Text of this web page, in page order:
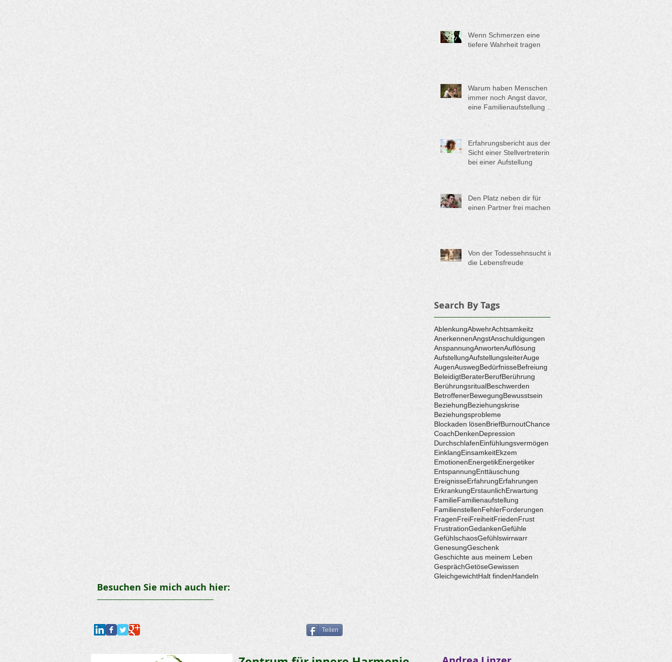
Wenn Schmerzen eine
tiefere Wahrheit tragen
Warum haben Menschen
immer noch Angst davor,
eine Familienaufstellung zu
Erfahrungsbericht aus der
Sicht einer Stellvertreterin
bei einer Aufstellung
Den Platz neben dir für
einen Partner frei machen
Von der Todessehnsucht in
die Lebensfreude
Search By Tags
AblenkungAbwehrAchtsamkeitz
AnerkennenAngstAnschuldigungen
AnspannungAnwortenAuflösung
AufstellungAufstellungsleiterAuge
AugenAuswegBedürfnisseBefreiung
BeleidigtBeraterBerufBerührung
BerührungsritualBeschwerden
BetroffenerBewegungBewusstsein
BeziehungBeziehungskrise
Beziehungsprobleme
Blockaden lösenBriefBurnoutChance
CoachDenkenDepression
DurchschlafenEinfühlungsvermögen
EinklangEinsamkeitEkzem
EmotionenEnergetikEnergetiker
EntspannungEnttäuschung
EreignisseErfahrungErfahrungen
ErkrankungErstaunlichErwartung
FamilieFamilienaufstellung
FamilienstellenFehlerForderungen
FragenFreiFreiheitFriedenFrust
FrustrationGedankenGefühle
GefühlschaosGefühlswirrwarr
GenesungGeschenk
Geschichte aus meinem Leben
GesprächGetöseGewissen
GleichgewichtHalt findenHandeln
Besuchen Sie mich auch hier:
Teilen